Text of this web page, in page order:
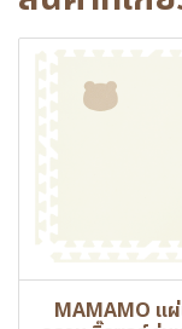
MAMAMO แ